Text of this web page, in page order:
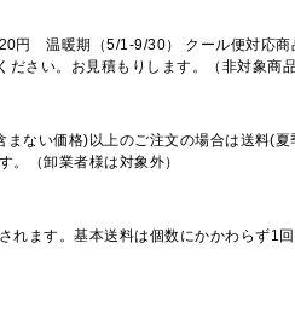
温暖期（5/1-9/30） クール便対応商
さい。お見積もりします。（非対象商品
ない価格)以上のご注文の場合は送料(夏
。（卸業者様は対象外）
ます。基本送料は個数にかかわらず1